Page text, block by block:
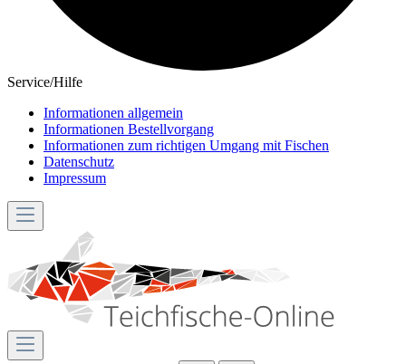
Service/Hilfe
Informationen allgemein
Informationen Bestellvorgang
Informationen zum richtigen Umgang mit Fischen
Datenschutz
Impressum